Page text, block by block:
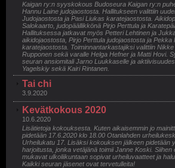
Kaigan ry:n syyskokous Budoseura Kaigan ry:n
Hannu Laine judojaostosta. Hallitukseen valittiin
Judojaostosta ja Pasi Liukas karatejaostosta.
Salokaarto, judopäällikkönä Pirjo Perttula ja
Hallituksessa jatkavat myös Petteri Lehtinen ja
aikidojaostosta, Pirjo Perttula judojaostosta ja Pekka
karatejaostosta. Toiminnantarkastajiksi valittiin
Rupponen sekä varalle Helga Hefner ja Matti Hovi.
seuran ansiomitali Jarno Luukkaselle ja
Yagelskiy sekä Kairi Rintanen.
Tai chi
3.9.2020
Kevätkokous 2020
10.6.2020
Lisätietoja kokouksesta. Kuten aikaisemmin jo
pidetään 17.6.2020 klo 18.00 Otanlahden
Urheilukatu 17. Lisäksi kokouksen jälkeen pidetään
harjoitusta, jonka vetäjänä toimii Janne Koski. Siihen
mukavat ulkoliikuntaan sopivat urheiluvaatteet ja
Kaikki seuran jäsenet ovat tervetulleita!